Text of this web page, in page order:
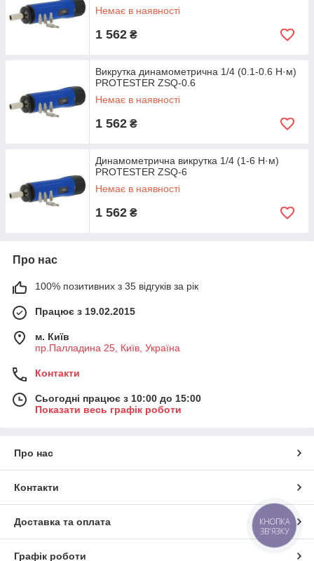
Немає в наявності
1 562 ₴
Викрутка динамометрична 1/4 (0.1-0.6 Н·м)
PROTESTER ZSQ-0.6
Немає в наявності
1 562 ₴
Динамометрична викрутка 1/4 (1-6 Н·м)
PROTESTER ZSQ-6
Немає в наявності
1 562 ₴
Про нас
100% позитивних з 35 відгуків за рік
Працює з 19.02.2015
м. Київ
пр.Палладина 25, Київ, Україна
Контакти
Сьогодні працює з 10:00 до 15:00
Показати весь графік роботи
Про нас
Контакти
Доставка та оплата
Графік роботи
КНОПКА
ЗВ'ЯЗКУ